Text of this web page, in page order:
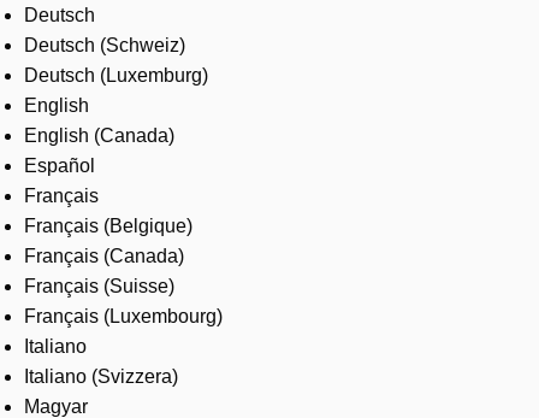
About us
Where to buy
Contact us
Careers
Deutsch
Deutsch (Schweiz)
Deutsch (Luxemburg)
English
English (Canada)
Español
Français
Français (Belgique)
Français (Canada)
Français (Suisse)
Français (Luxembourg)
Italiano
Italiano (Svizzera)
Magyar